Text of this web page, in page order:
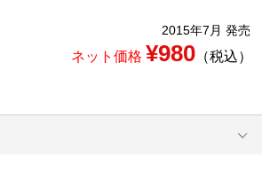
2015年7月 発売
ネット価格 ¥980（税込）